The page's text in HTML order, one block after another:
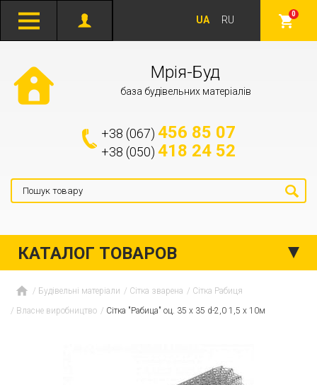
0
UA RU
Мрія-Буд
база будівельних матеріалів
+38 (067) 456 85 07
+38 (050) 418 24 52
КАТАЛОГ ТОВАРОВ
Будівельні матеріали Сітка зварена
Сітка Рабиця
Власне виробництво
Сітка "Рабица" оц. 35 х 35 d-2,0 1,5 х 10м